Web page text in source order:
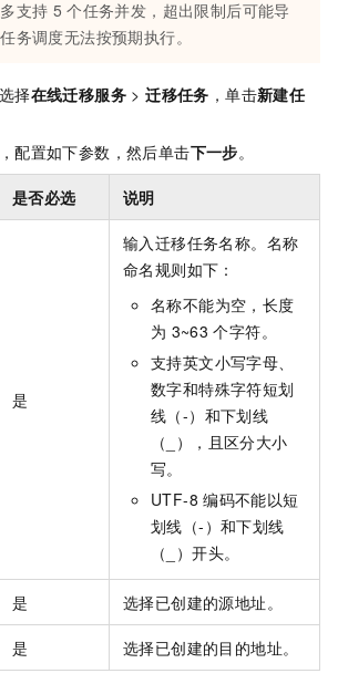
支持 5 个任务并发，超出限制后可能导
务调度无法按预期执行。
择在线迁移服务 >迁移任务 ，单击新建任
配置如下参数，然后单击下一步。
是否必选 说明
是
输入迁移任务名称。名称
命名规则如下：
名称不能为空，长度
为 3~63 个字符。
支持英文小写字母、
数字和特殊字符短划
线（-）和下划线
（_），且区分大小
写。
UTF-8 编码不能以短
划线（-）和下划线
（_）开头。
是 选择已创建的源地址。
是 选择已创建的目的地址。